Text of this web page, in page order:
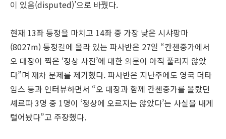
이 있음(disputed)’으로 바꿨다.
현재 13좌 등정을 마치고 14좌 중 가장 낮은 시샤팡마
(8027m) 등정길에 올라 있는 파사반은 27일 “칸첸중가에서
오 대장이 찍은 ‘정상 사진’에 대한 의문이 아직 풀리지 않았
다”며 재차 문제를 제기했다. 파사반은 지난주에도 영국 더타
임스 등과 인터뷰하면서 “오 대장과 함께 칸첸중가를 올랐던
셰르파 3명 중 1명이 ‘정상에 오르지는 않았다’는 사실을 내게
털어놨다”고 주장했다.